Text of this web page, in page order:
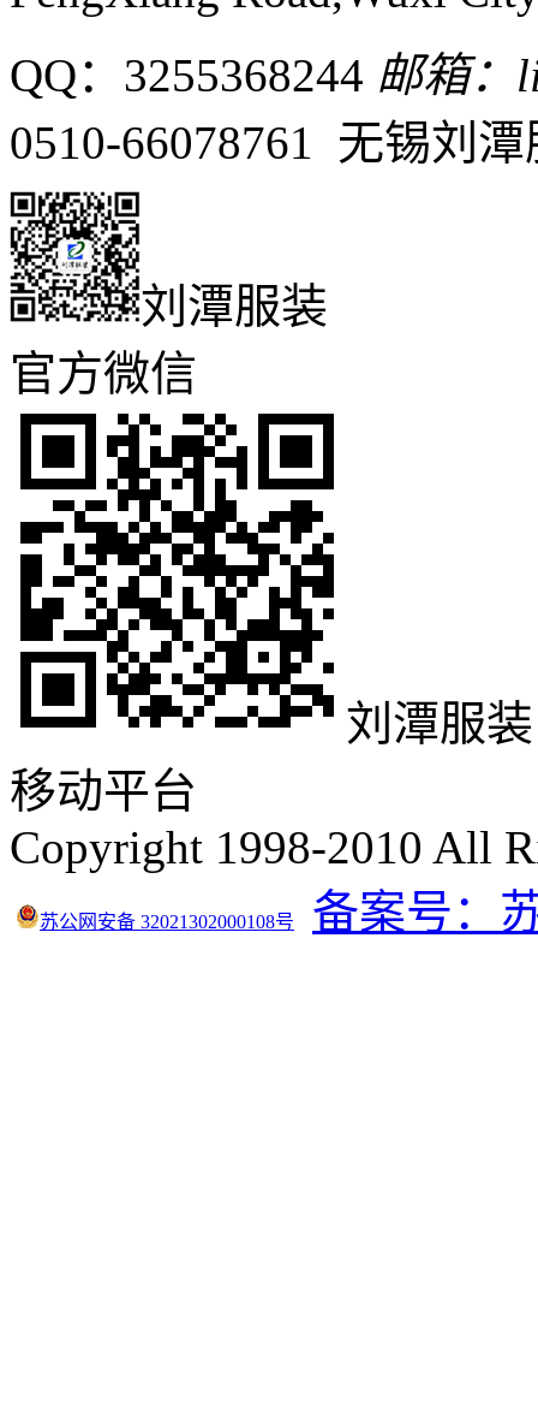
QQ：3255368244 邮箱：
0510-66078761 无锡刘
刘潭服装
官方微信
刘潭服装
移动平台
Copyright 1998-2010 All
苏公网安备 32021302000108号 备案号：